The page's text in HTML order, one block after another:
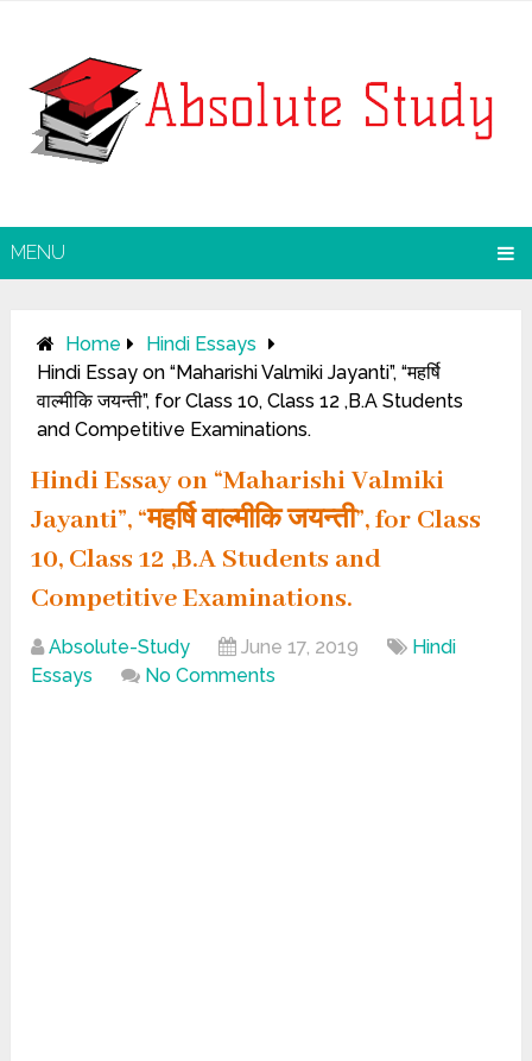
MENU
Home
Hindi Essays
Hindi Essay on “Maharishi Valmiki Jayanti”, “महर्षि
वाल्मीकि जयन्ती”, for Class 10, Class 12 ,B.A Students
and Competitive Examinations.
Hindi Essay on “Maharishi Valmiki
Jayanti”, “महर्षि वाल्मीकि जयन्ती”, for Class
10, Class 12 ,B.A Students and
Competitive Examinations.
Absolute-Study June 17, 2019
Hindi
Essays
No Comments